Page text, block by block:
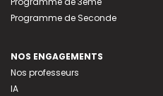
Programme de Seconde
NOS ENGAGEMENTS
Nos professeurs
IA